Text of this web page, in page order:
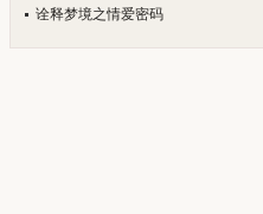
诠释梦境之情爱密码